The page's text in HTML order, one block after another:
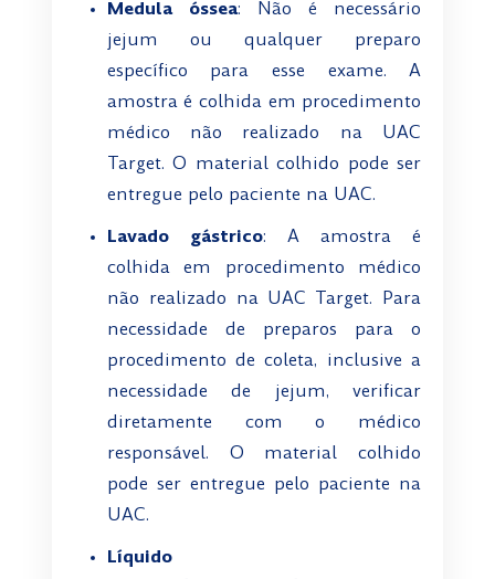
Medula óssea: Não é necessário
jejum ou qualquer preparo
específico para esse exame. A
amostra é colhida em procedimento
médico não realizado na UAC
Target. O material colhido pode ser
entregue pelo paciente na UAC.
Lavado gástrico: A amostra é
colhida em procedimento médico
não realizado na UAC Target. Para
necessidade de preparos para o
procedimento de coleta, inclusive a
necessidade de jejum, verificar
diretamente com o médico
responsável. O material colhido
pode ser entregue pelo paciente na
UAC.
Líquido